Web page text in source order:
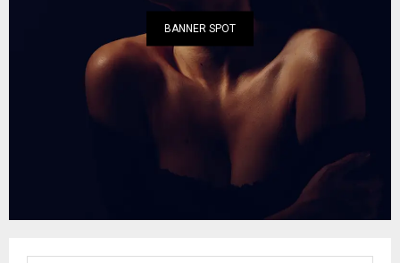
BANNER SPOT